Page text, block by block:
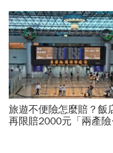
門票嗎？營業時間、交
文看
旅遊不便險怎麼賠？飯
再限賠2000元「兩產險